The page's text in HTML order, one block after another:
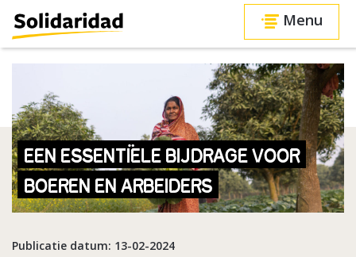
Menu
EEN ESSENTIËLE BIJDRAGE VOOR
BOEREN EN ARBEIDERS
Publicatie datum: 13-02-2024